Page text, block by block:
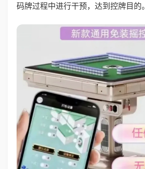
码牌过程中进行干预，达到控牌目的。